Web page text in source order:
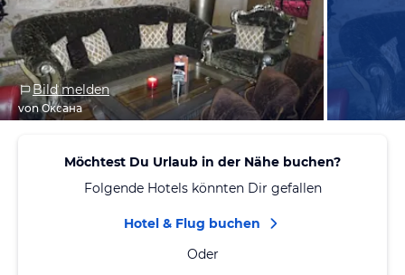
Bild melden
von Оксана
Möchtest Du Urlaub in der Nähe buchen?
Folgende Hotels könnten Dir gefallen
Hotel & Flug buchen
Oder